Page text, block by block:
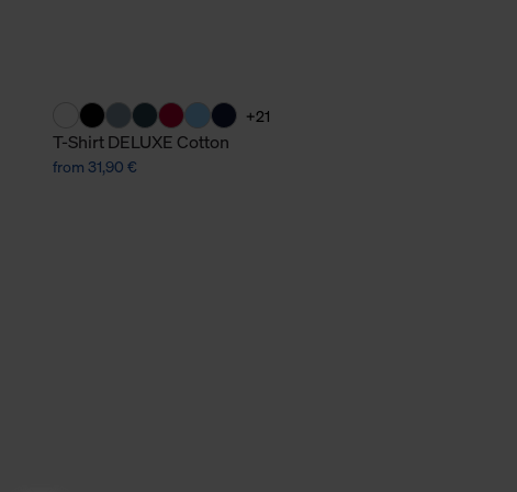
+21
T-Shirt DELUXE Cotton
from 31,90 €